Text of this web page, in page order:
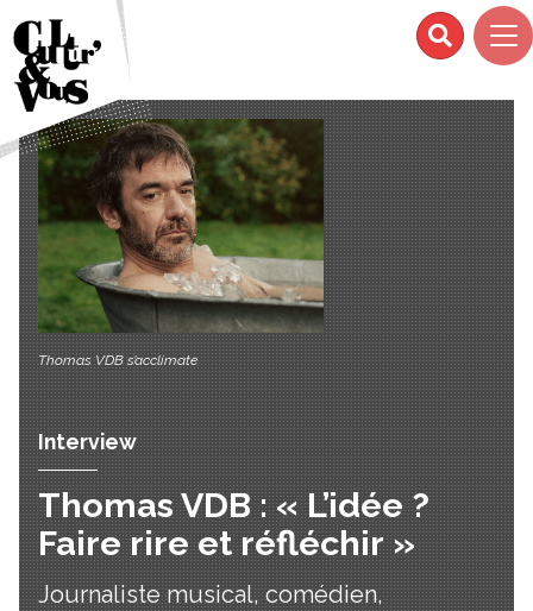
Thomas VDB s’acclimate
Interview
Thomas VDB : « L’idée ?
Faire rire et réfléchir »
Journaliste musical, comédien,